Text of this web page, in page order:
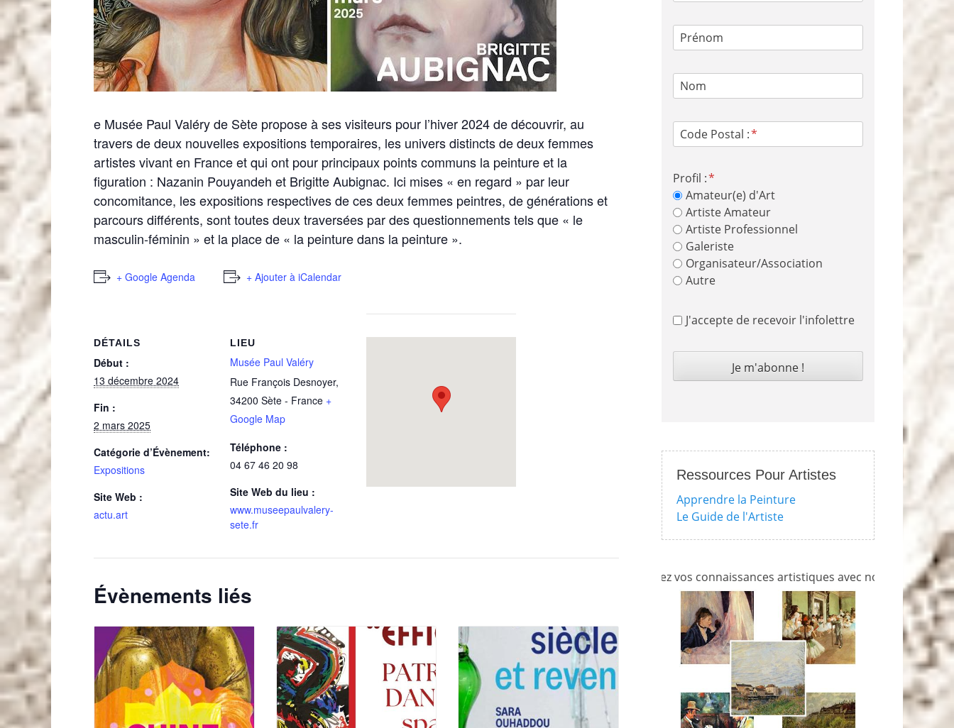
e Musée Paul Valéry de Sète propose à ses visiteurs pour l’hiver 2024 de découvrir, au
travers de deux nouvelles expositions temporaires, les univers distincts de deux femmes
artistes vivant en France et qui ont pour principaux points communs la peinture et la
figuration : Nazanin Pouyandeh et Brigitte Aubignac. Ici mises « en regard » par leur
concomitance, les expositions respectives de ces deux femmes peintres, de générations et
parcours différents, sont toutes deux traversées par des questionnements tels que « le
masculin-féminin » et la place de « la peinture dans la peinture ».
+ Google Agenda + Ajouter à iCalendar
DÉTAILS
Début :
13 décembre 2024
Fin :
2 mars 2025
Catégorie d’Évènement:
Expositions
Site Web :
actu.art
LIEU
Musée Paul Valéry
Rue François Desnoyer,
34200 Sète - France +
Google Map
Téléphone :
04 67 46 20 98
Site Web du lieu :
www.museepaulvalery-
sete.fr
Évènements liés
Prénom
Nom
Code Postal :
Profil :
Amateur(e) d'Art
Artiste Amateur
Artiste Professionnel
Galeriste
Organisateur/Association
Autre
J'accepte de recevoir l'infolettre
Ressources Pour Artistes
Apprendre la Peinture
Le Guide de l'Artiste
Testez vos connaissances artistiques avec nos quizzes sur